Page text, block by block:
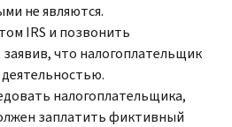
не являются.
IRS и позвонить
что налогоплательщик
налогоплательщика,
заплатить фиктивный